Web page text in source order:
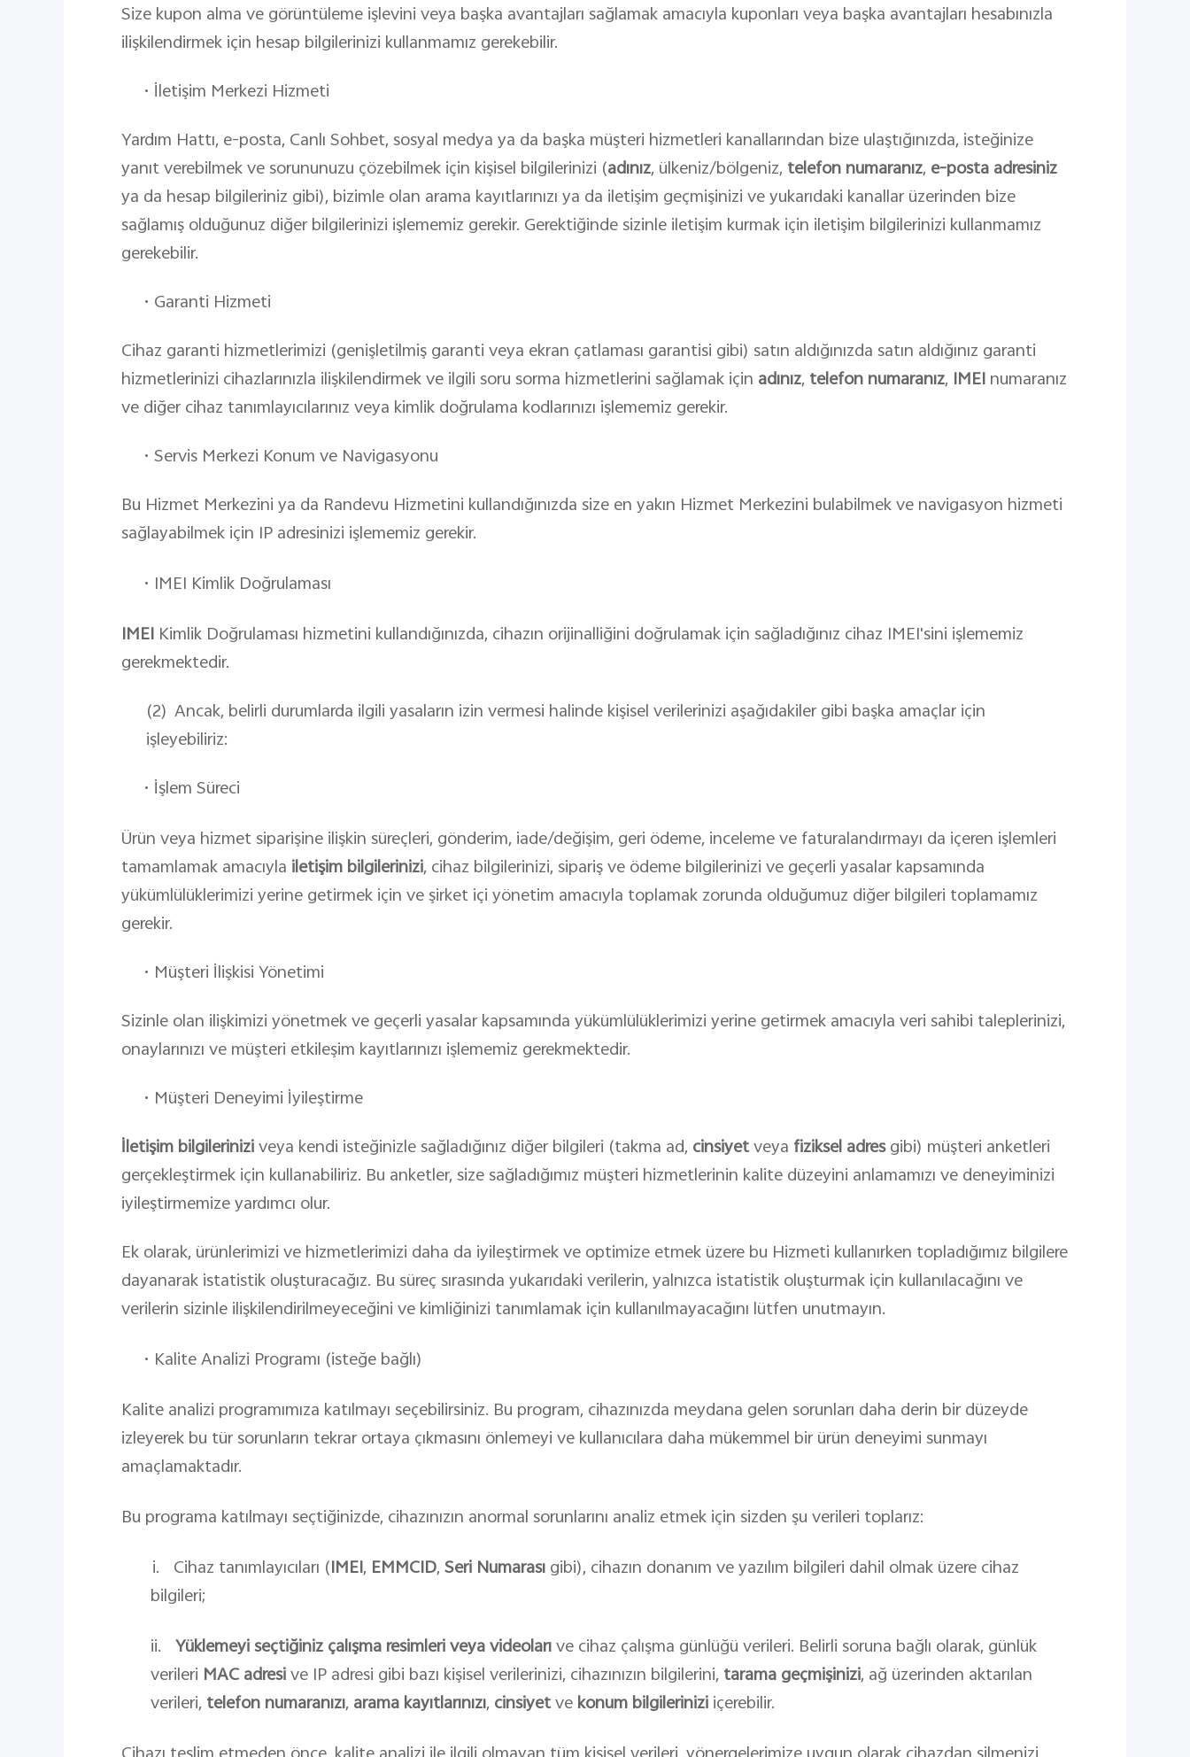
Size kupon alma ve görüntüleme işlevini veya başka avantajları sağlamak amacıyla kuponları veya başka avantajları hesabınızla
ilişkilendirmek için hesap bilgilerinizi kullanmamız gerekebilir.
• İletişim Merkezi Hizmeti
Yardım Hattı, e-posta, Canlı Sohbet, sosyal medya ya da başka müşteri hizmetleri kanallarından bize ulaştığınızda, isteğinize
yanıt verebilmek ve sorununuzu çözebilmek için kişisel bilgilerinizi (adınız, ülkeniz/bölgeniz, telefon numaranız, e-posta adresiniz
ya da hesap bilgileriniz gibi), bizimle olan arama kayıtlarınızı ya da iletişim geçmişinizi ve yukarıdaki kanallar üzerinden bize
sağlamış olduğunuz diğer bilgilerinizi işlememiz gerekir. Gerektiğinde sizinle iletişim kurmak için iletişim bilgilerinizi kullanmamız
gerekebilir.
• Garanti Hizmeti
Cihaz garanti hizmetlerimizi (genişletilmiş garanti veya ekran çatlaması garantisi gibi) satın aldığınızda satın aldığınız garanti
hizmetlerinizi cihazlarınızla ilişkilendirmek ve ilgili soru sorma hizmetlerini sağlamak için adınız, telefon numaranız, IMEInumaranız
ve diğer cihaz tanımlayıcılarınız veya kimlik doğrulama kodlarınızı işlememiz gerekir.
• Servis Merkezi Konum ve Navigasyonu
Bu Hizmet Merkezini ya da Randevu Hizmetini kullandığınızda size en yakın Hizmet Merkezini bulabilmek ve navigasyon hizmeti
sağlayabilmek için IP adresinizi işlememiz gerekir.
• IMEI Kimlik Doğrulaması
IMEI Kimlik Doğrulaması hizmetini kullandığınızda, cihazın orijinalliğini doğrulamak için sağladığınız cihaz IMEI'sini işlememiz
gerekmektedir.
(2) Ancak, belirli durumlarda ilgili yasaların izin vermesi halinde kişisel verilerinizi aşağıdakiler gibi başka amaçlar için
işleyebiliriz:
• İşlem Süreci
Ürün veya hizmet siparişine ilişkin süreçleri, gönderim, iade/değişim, geri ödeme, inceleme ve faturalandırmayı da içeren işlemleri
tamamlamak amacıyla iletişim bilgilerinizi, cihaz bilgilerinizi, sipariş ve ödeme bilgilerinizi ve geçerli yasalar kapsamında
yükümlülüklerimizi yerine getirmek için ve şirket içi yönetim amacıyla toplamak zorunda olduğumuz diğer bilgileri toplamamız
gerekir.
• Müşteri İlişkisi Yönetimi
Sizinle olan ilişkimizi yönetmek ve geçerli yasalar kapsamında yükümlülüklerimizi yerine getirmek amacıyla veri sahibi taleplerinizi,
onaylarınızı ve müşteri etkileşim kayıtlarınızı işlememiz gerekmektedir.
• Müşteri Deneyimi İyileştirme
İletişim bilgileriniziveya kendi isteğinizle sağladığınız diğer bilgileri (takma ad, cinsiyetveya fiziksel adresgibi) müşteri anketleri
gerçekleştirmek için kullanabiliriz. Bu anketler, size sağladığımız müşteri hizmetlerinin kalite düzeyini anlamamızı ve deneyiminizi
iyileştirmemize yardımcı olur.
Ek olarak, ürünlerimizi ve hizmetlerimizi daha da iyileştirmek ve optimize etmek üzere bu Hizmeti kullanırken topladığımız bilgilere
dayanarak istatistik oluşturacağız. Bu süreç sırasında yukarıdaki verilerin,yalnızca istatistik oluşturmak için kullanılacağını ve
verilerin sizinle ilişkilendirilmeyeceğini ve kimliğinizi tanımlamak için kullanılmayacağını lütfen unutmayın.
• Kalite Analizi Programı (isteğe bağlı)
Kalite analizi programımıza katılmayı seçebilirsiniz. Bu program, cihazınızda meydana gelen sorunları daha derin bir düzeyde
izleyerek bu tür sorunların tekrar ortaya çıkmasını önlemeyi ve kullanıcılara daha mükemmel bir ürün deneyimi sunmayı
amaçlamaktadır.
Bu programa katılmayı seçtiğinizde, cihazınızın anormal sorunlarını analiz etmek için sizden şu verileri toplarız:
i. Cihaz tanımlayıcıları (IMEI, EMMCID,Seri Numarasıgibi), cihazın donanım ve yazılım bilgileri dahil olmak üzere cihaz
bilgileri;
ii. Yüklemeyi seçtiğiniz çalışma resimleri veya videolarıve cihaz çalışma günlüğü verileri. Belirli soruna bağlı olarak, günlük
verileri MAC adresive IP adresi gibi bazı kişisel verilerinizi, cihazınızın bilgilerini, tarama geçmişinizi, ağ üzerinden aktarılan
verileri, telefon numaranızı, arama kayıtlarınızı, cinsiyetvekonum bilgileriniziiçerebilir.